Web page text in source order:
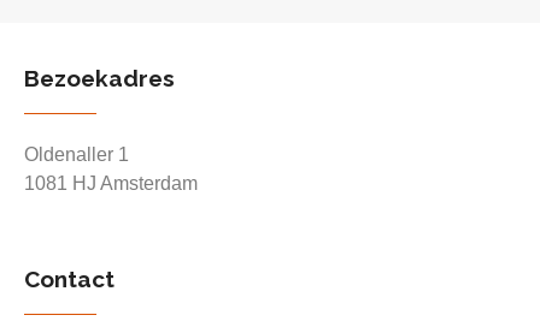
Bezoekadres
Oldenaller 1
1081 HJ Amsterdam
Contact